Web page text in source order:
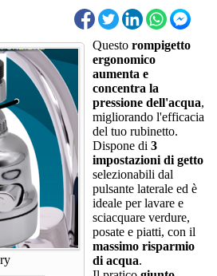
Questo rompigetto
ergonomico
aumenta e
concentra la
pressione dell'acqua,
migliorando l'efficacia
del tuo rubinetto.
Dispone di 3
impostazioni di getto
selezionabili dal
pulsante laterale ed è
ideale per lavare e
sciacquare verdure,
posate e piatti, con il
massimo risparmio
di acqua.